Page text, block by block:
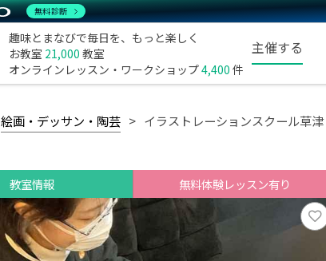
趣味とまなびで毎日を、もっと楽しく
お教室 21,000 教室
オンラインレッスン・ワークショップ4,400 件
主催する
絵画・デッサン・陶芸 イラストレーションスクール草津
教室情報 無料体験レッスン有り
無料診断